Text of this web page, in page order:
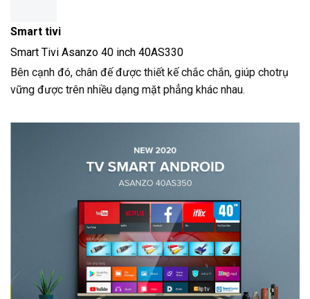
Smart tivi
Smart Tivi Asanzo 40 inch 40AS330
Bên cạnh đó, chân đế được thiết kế chắc chắn, giúp chotrụ
vững được trên nhiều dạng mặt phẳng khác nhau.